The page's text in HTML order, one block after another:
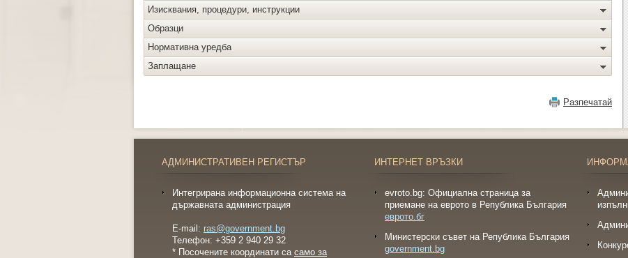
Изисквания, процедури, инструкции
Образци
Нормативна уредба
Заплащане
Разпечатай
АДМИНИСТРАТИВЕН РЕГИСТЪР
Интегрирана информационна система на
държавната администрация
E-mail: ras@government.bg
Телефон: +359 2 940 29 32
* Посочените координати са само за
ИНТЕРНЕТ ВРЪЗКИ
evroto.bg: Официална страница за
приемане на еврото в Република България
еврото.бг
Министерски съвет на Република България
government.bg